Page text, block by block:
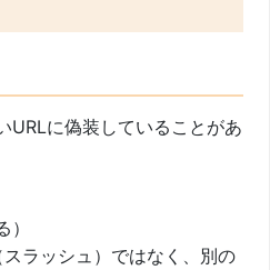
URLに偽装していることがあ
ラッシュ）ではなく、別の